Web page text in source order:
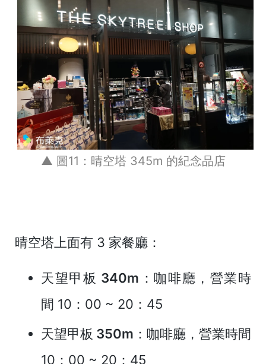
▲ 圖11：晴空塔 345m 的紀念品店
晴空塔上面有 3 家餐廳：
天望甲板 340m ：咖啡廳，營業時
間 10：00 ~ 20：45
天望甲板 350m ：咖啡廳，營業時間
10：00 ~ 20：45